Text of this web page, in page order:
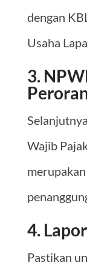
dengan
Usaha
3.
Wajib
4.
Pastikan